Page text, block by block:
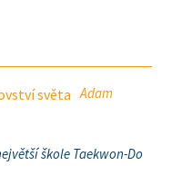
Adam
škole Taekwon-Do